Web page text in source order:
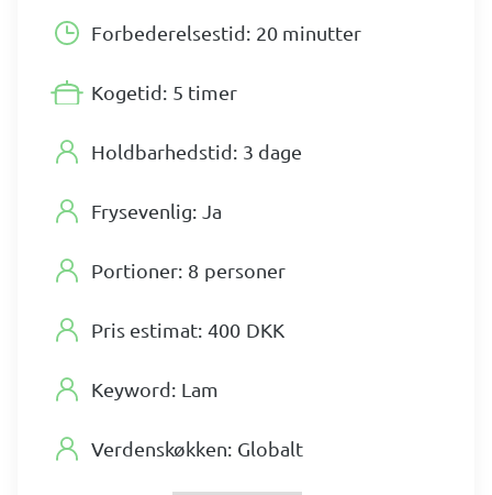
Forbederelsestid: 20 minutter
Kogetid: 5 timer
Holdbarhedstid: 3 dage
Frysevenlig: Ja
Portioner: 8 personer
Pris estimat: 400 DKK
Keyword: Lam
Verdenskøkken: Globalt